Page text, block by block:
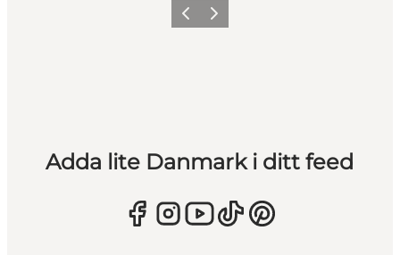
Föregående
Nästa
Adda lite Danmark i ditt feed